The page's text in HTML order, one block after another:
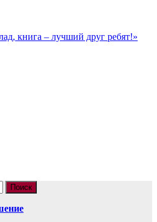
книга – лучший друг ребят!»